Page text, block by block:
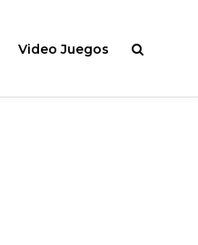
Video Juegos